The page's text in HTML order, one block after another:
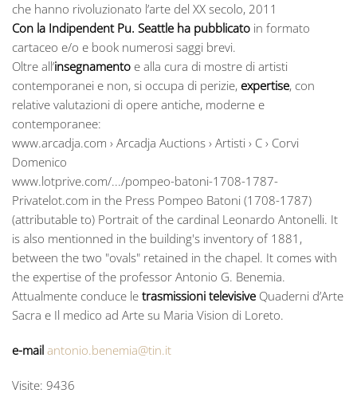
che hanno rivoluzionato l’arte del XX secolo, 2011
Con la Indipendent Pu. Seattle ha pubblicato in formato
cartaceo e/o e book numerosi saggi brevi.
Oltre all’insegnamento e alla cura di mostre di artisti
contemporanei e non, si occupa di perizie, expertise, con
relative valutazioni di opere antiche, moderne e
contemporanee:
www.arcadja.com › Arcadja Auctions › Artisti › C › Corvi
Domenico
www.lotprive.com/.../pompeo-batoni-1708-1787-
Privatelot.com in the Press Pompeo Batoni (1708-1787)
(attributable to) Portrait of the cardinal Leonardo Antonelli. It
is also mentionned in the building's inventory of 1881,
between the two "ovals" retained in the chapel. It comes with
the expertise of the professor Antonio G. Benemia.
Attualmente conduce le trasmissioni televisive Quaderni d’Arte
Sacra e Il medico ad Arte su Maria Vision di Loreto.
e-mail antonio.benemia@tin.it
Visite: 9436